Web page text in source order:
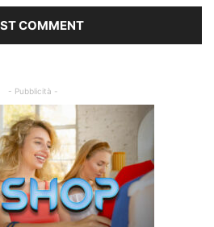
- Pubblicità -